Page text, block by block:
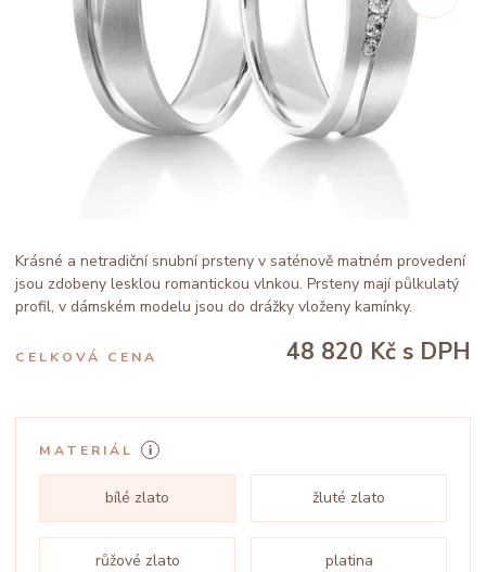
Krásné a netradiční snubní prsteny v saténově matném provedení
jsou zdobeny lesklou romantickou vlnkou. Prsteny mají půlkulatý
profil, v dámském modelu jsou do drážky vloženy kamínky.
CELKOVÁ CENA 48 820 Kč s DPH
MATERIÁL
bílé zlato žluté zlato
růžové zlato platina